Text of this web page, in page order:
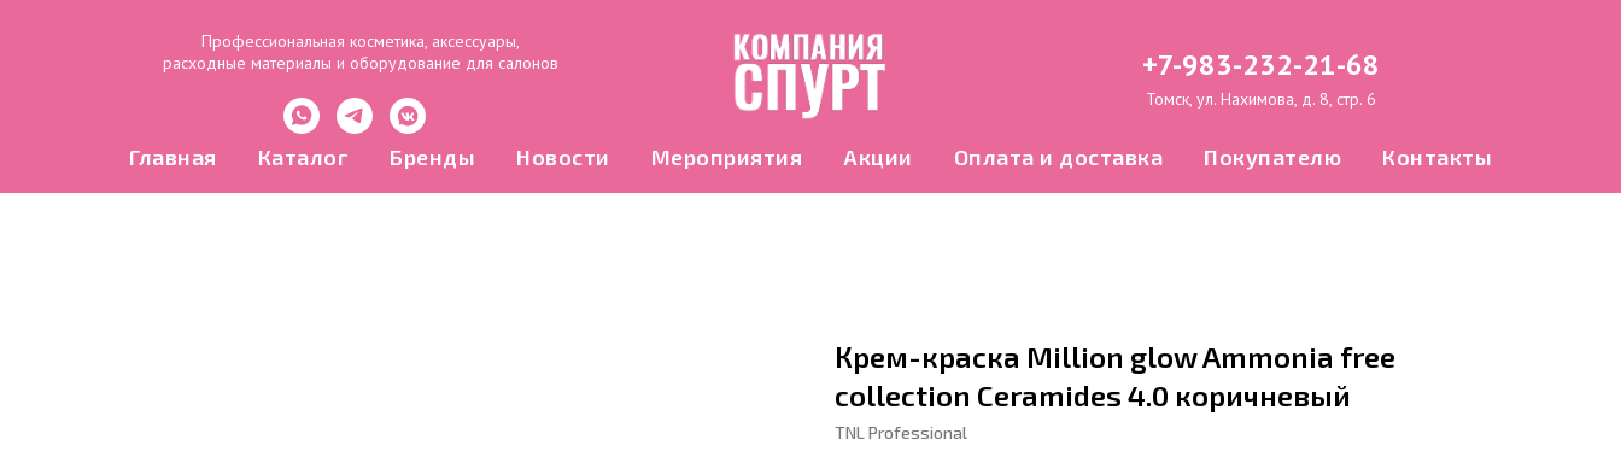
Профессиональная косметика, аксессуары,
расходные материалы и оборудование для салонов
+7-983-232-21-68
Томск, ул. Нахимова, д. 8, стр. 6
Главная Каталог Бренды Новости Мероприятия Акции Оплата и доставка Покупателю Контакты
Крем-краска Million glow Ammonia free
collection Ceramides 4.0 коричневый
TNL Professional